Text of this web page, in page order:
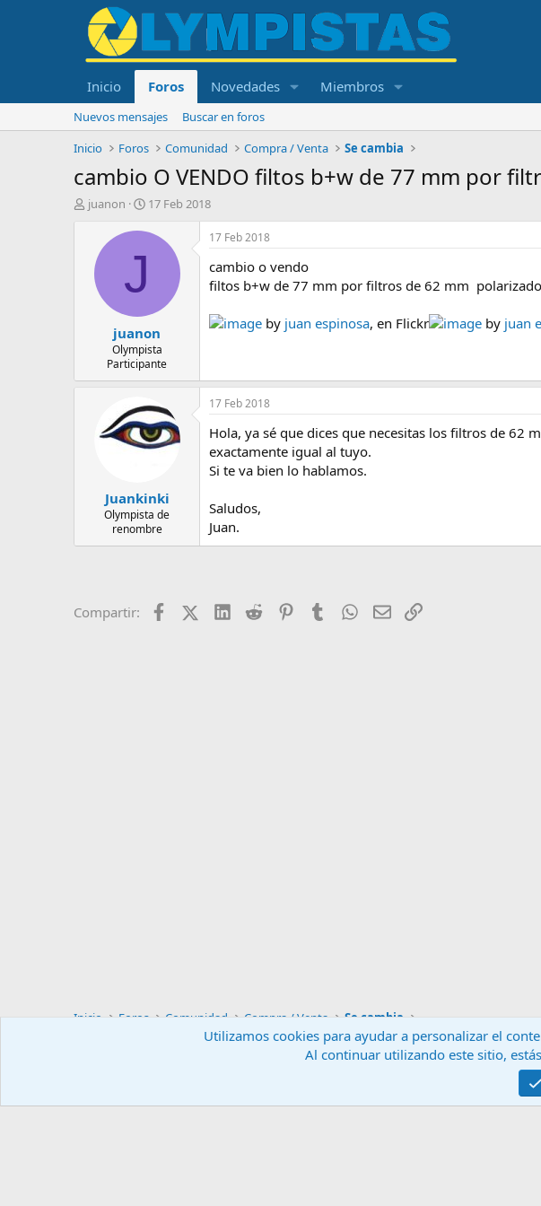
Inicio Foros Novedades Miembros
Nuevos mensajes
Buscar en foros
Inicio
Foros Comunidad Compra / Venta Se cambia
cambio O VENDO filtos b+w de 77 mm por
I
l
juanon
F
c
i
n
i
c
i
17 Feb 2018
J
juanon
Olympista
Participante
17 Feb 2018
cambio o vendo
filtos b+w de 77 mm por filtros de 62 mm
image by juan espinosa, en Flickr image by juan
Juankinki
Olympista de
renombre
17 Feb 2018
Hola, ya sé que dices que necesitas los filtros de
exactamente igual al tuyo.
Si te va bien lo hablamos.
Saludos,
Juan.
Compartir: FacebookX (Twitter)
LinkedIn
Reddit PinterestTumblrWhatsApp
EmailEnlace
Inicio Foros Comunidad Compra / Venta Se cambia
Community
Utilizamos cookies para ayudar a personalizar el
Al continuar utilizando este sitio,